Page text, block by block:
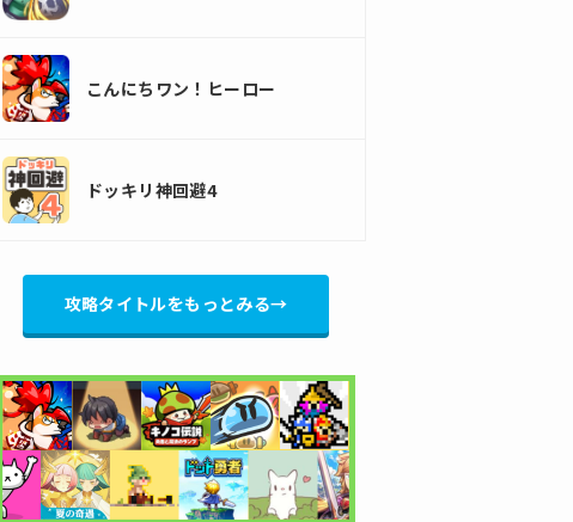
こんにちワン！ヒーロー
ドッキリ神回避4
攻略タイトルをもっとみる→